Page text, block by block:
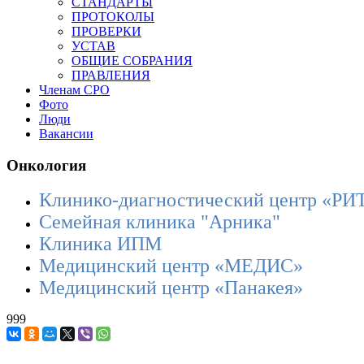
ПРОТОКОЛЫ
ПРОВЕРКИ
УСТАВ
ОБЩИЕ СОБРАНИЯ
ПРАВЛЕНИЯ
Членам СРО
Фото
Люди
Вакансии
Онкология
Клинико-диагностический центр
Семейная клиника "Арника"
Клиника ИПМ
Медицинский центр «МЕДИС»
Медицинский центр «Панакея»
999